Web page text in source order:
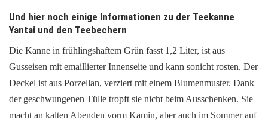
Und hier noch einige Informationen zu der Teekanne
Yantai und den Teebechern
Die Kanne in frühlingshaftem Grün fasst 1,2 Liter, ist aus
Gusseisen mit emaillierter Innenseite und kann sonicht rosten. Der
Deckel ist aus Porzellan, verziert mit einem Blumenmuster. Dank
der geschwungenen Tülle tropft sie nicht beim Ausschenken. Sie
macht an kalten Abenden vorm Kamin, aber auch im Sommer auf